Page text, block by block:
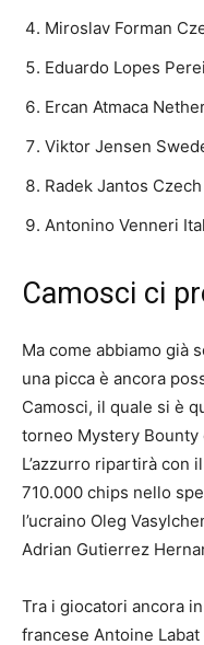
Miroslav Forman
Eduardo Lopes
Ercan Atmaca
Viktor Jensen
Radek Jantos
Antonino Venneri
Camosci ci
Ma come abbiamo già
una picca è ancora
Camosci, il quale si è
torneo Mystery Bounty
L’azzurro ripartirà con
710.000 chips nello
l’ucraino Oleg
Adrian Gutierrez
Tra i giocatori ancora
francese Antoine